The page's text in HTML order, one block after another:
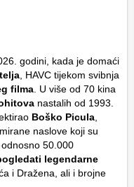
godini, kada je domaći
, HAVC tijekom svibnja
filma . U više od 70 kina
nastalih od 1993.
Boško Picula
naslove koji su
50.000
legendarne
i Dražena , ali i brojne